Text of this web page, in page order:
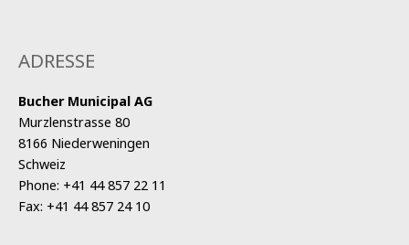
ADRESSE
Bucher Municipal AG
Murzlenstrasse 80
8166 Niederweningen
Schweiz
Phone: +41 44 857 22 11
Fax: +41 44 857 24 10